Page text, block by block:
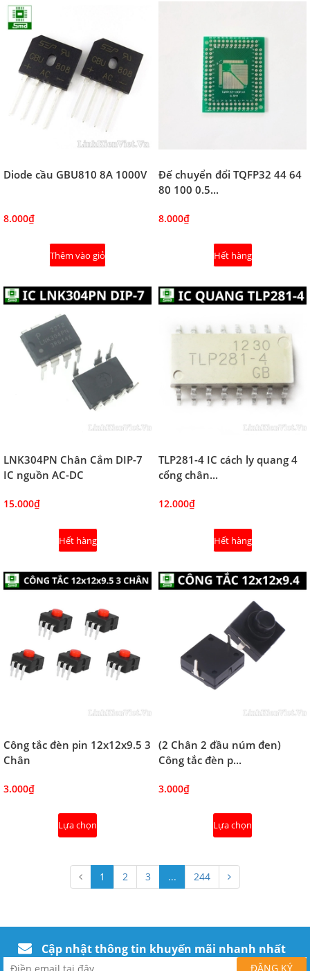
Diode cầu GBU810 8A 1000V
8.000₫
Thêm vào giỏ
Đế chuyển đổi TQFP32 44 64
80 100 0.5...
8.000₫
Hết hàng
LNK304PN Chân Cắm DIP-7
IC nguồn AC-DC
15.000₫
Hết hàng
TLP281-4 IC cách ly quang 4
cổng chân...
12.000₫
Hết hàng
Công tắc đèn pin 12x12x9.5 3
Chân
3.000₫
Lựa chọn
(2 Chân 2 đầu núm đen)
Công tắc đèn p...
3.000₫
Lựa chọn
1 2 3 ... 244
Cập nhật thông tin khuyến mãi nhanh nhất